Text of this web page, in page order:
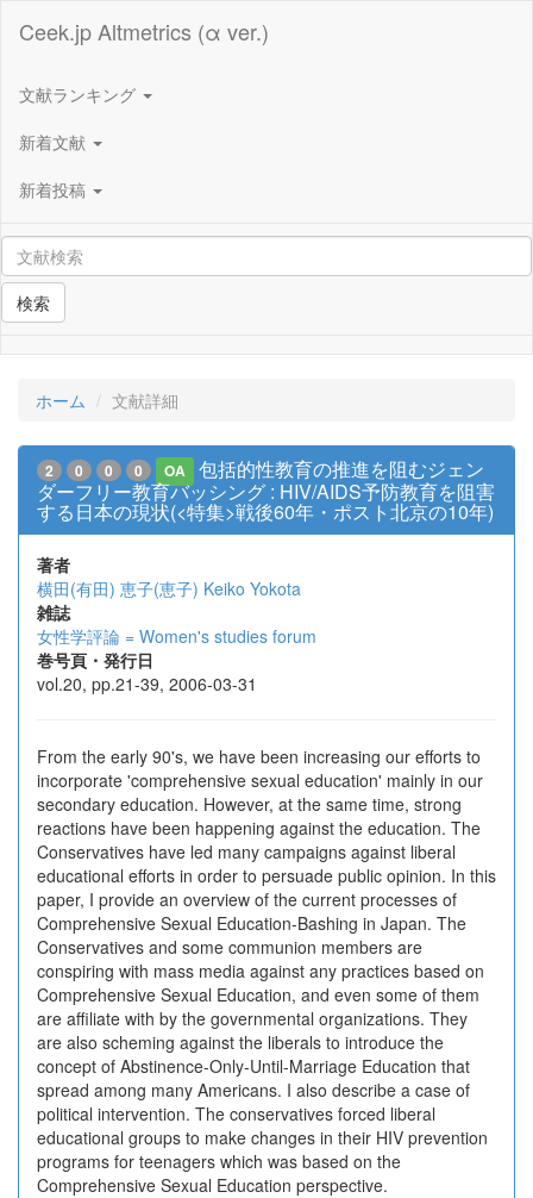
Ceek.jp Altmetrics (α ver.)
文献ランキング
新着文献
新着投稿
検索
ホーム 文献詳細
2 0 0 0 OA
包括的性教育の推進を阻むジェン
ダーフリー教育バッシング : HIV/AIDS予防教育を阻害
する日本の現状(<特集>戦後60年・ポスト北京の10年)
著者
横田(有田) 恵子(恵子) Keiko Yokota
雑誌
女性学評論 = Women's studies forum
巻号頁・発行日
vol.20, pp.21-39, 2006-03-31
From the early 90's, we have been increasing our efforts to
incorporate 'comprehensive sexual education' mainly in our
secondary education. However, at the same time, strong
reactions have been happening against the education. The
Conservatives have led many campaigns against liberal
educational efforts in order to persuade public opinion. In this
paper, I provide an overview of the current processes of
Comprehensive Sexual Education-Bashing in Japan. The
Conservatives and some communion members are
conspiring with mass media against any practices based on
Comprehensive Sexual Education, and even some of them
are affiliate with by the governmental organizations. They
are also scheming against the liberals to introduce the
concept of Abstinence-Only-Until-Marriage Education that
spread among many Americans. I also describe a case of
political intervention. The conservatives forced liberal
educational groups to make changes in their HIV prevention
programs for teenagers which was based on the
Comprehensive Sexual Education perspective.